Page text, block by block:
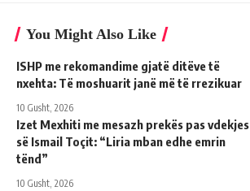
You Might Also Like
ISHP me rekomandime gjatë ditëve të
nxehta: Të moshuarit janë më të rrezikuar
10 Gusht, 2026
Izet Mexhiti me mesazh prekës pas vdekjes
së Ismail Toçit: “Liria mban edhe emrin
tënd”
10 Gusht, 2026